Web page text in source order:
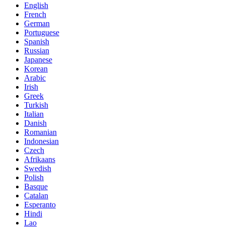
English
French
German
Portuguese
Spanish
Russian
Japanese
Korean
Arabic
Irish
Greek
Turkish
Italian
Danish
Romanian
Indonesian
Czech
Afrikaans
Swedish
Polish
Basque
Catalan
Esperanto
Hindi
Lao